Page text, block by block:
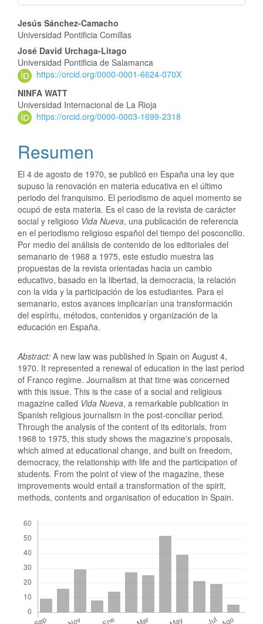
Jesús Sánchez-Camacho
Universidad Pontificia Comillas
José David Urchaga-Litago
Universidad Pontificia de Salamanca
https://orcid.org/0000-0001-6624-070X
NINFA WATT
Universidad Internacional de La Rioja
https://orcid.org/0000-0003-1699-2318
Resumen
El 4 de agosto de 1970, se publicó en España una ley que
supuso la renovación en materia educativa en el último
periodo del franquismo. El periodismo de aquel momento se
ocupó de esta materia. Es el caso de la revista de carácter
social y religioso Vida Nueva, una publicación de referencia
en el periodismo religioso español del tiempo del posconcilio.
Por medio del análisis de contenido de los editoriales del
semanario de 1968 a 1975, este estudio muestra las
propuestas de la revista orientadas hacia un cambio
educativo, basado en la libertad, la democracia, la relación
con la vida y la participación de los estudiantes. Para el
semanario, estos avances implicarían una transformación
del espíritu, métodos, contenidos y organización de la
educación en España.
Abstract: A new law was published in Spain on August 4,
1970. It represented a renewal of education in the last period
of Franco regime. Journalism at that time was concerned
with this issue. This is the case of a social and religious
magazine called Vida Nueva, a remarkable publication in
Spanish religious journalism in the post-conciliar period.
Through the analysis of the content of its editorials, from
1968 to 1975, this study shows the magazine's proposals,
which aimed at educational change, and built on freedom,
democracy, the relationship with life and the participation of
students. From the point of view of the magazine, these
improvements would entail a transformation of the spirit,
methods, contents and organisation of education in Spain.